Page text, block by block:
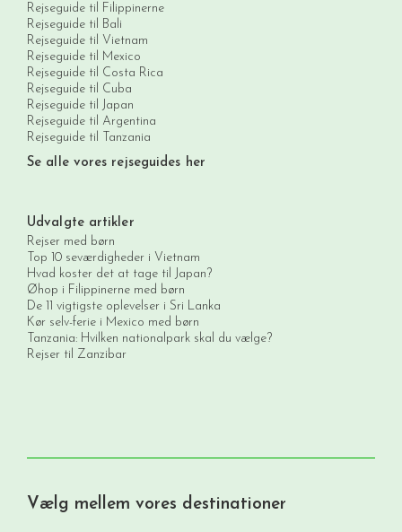
Rejseguide til Filippinerne
Rejseguide til Bali
Rejseguide til Vietnam
Rejseguide til Mexico
Rejseguide til Costa Rica
Rejseguide til Cuba
Rejseguide til Japan
Rejseguide til Argentina
Rejseguide til Tanzania
Se alle vores rejseguides her
Udvalgte artikler
Rejser med børn
Top 10 seværdigheder i Vietnam
Hvad koster det at tage til Japan?
Øhop i Filippinerne med børn
De 11 vigtigste oplevelser i Sri Lanka
Kør selv-ferie i Mexico med børn
Tanzania: Hvilken nationalpark skal du vælge?
Rejser til Zanzibar
Vælg mellem vores destinationer